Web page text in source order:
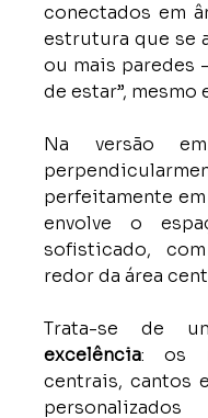
conectados em
estrutura que se
ou mais paredes
de estar”, mesmo
Na versão
perfeitamente
envolve o
sofisticado,
redor da área
Trata-se de
excelência: os
centrais, cantos